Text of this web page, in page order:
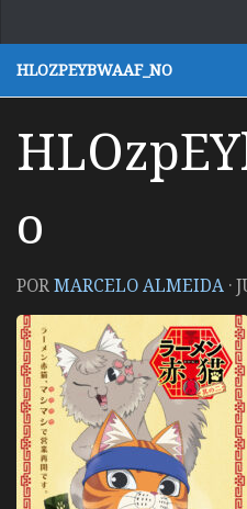
HLOZPEYBWAAF_NO
o
PORMARCELO ALMEIDA ·